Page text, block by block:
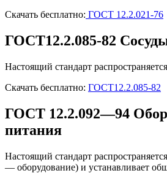
Скачать бесплатно: ГОСТ 12.2.021-76
ГОСТ12.2.085-82
Настоящий стандарт
Скачать бесплатно: ГОСТ12.2.085-82
ГОСТ 12.2.092—94
питания
Настоящий стандарт
— оборудование) и устанавливает